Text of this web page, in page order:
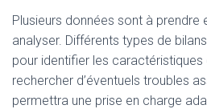
Plusieurs données sont à prendre
analyser. Différents types de
pour identifier les caractéristiques
rechercher d’éventuels troubles
permettra une prise en charge